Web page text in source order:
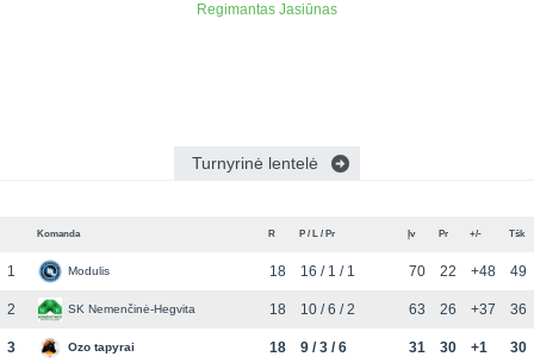
Regimantas Jasiūnas
Turnyrinė lentelė
Komanda R P / L / Pr Įv Pr +/- Tšk
1 Modulis 18 16 / 1 / 1 70 22 +48 49
2 SK Nemenčinė-Hegvita 18 10 / 6 / 2 63 26 +37 36
3 Ozo tapyrai 18 9 / 3 / 6 31 30 +1 30